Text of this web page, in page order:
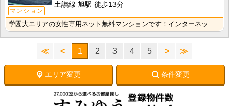
マンション
土讃線 旭駅 徒歩13分
学園大エリアの女性専用ネット無料マンションです！インターネット月額接続使用無料なので、月々の生活費の･･･
≪ < 1 2 3 4 5 > ≫
エリア変更 条件変更